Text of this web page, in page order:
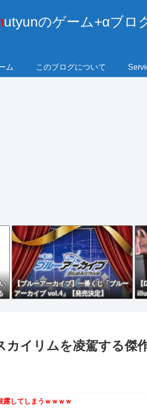
mutyunのゲーム+αブロ
ム このブログについて
【ブルーアーカイブ】一番くじ「ブルー
アーカイブ vol.4」【発売決定】
イリムを凌駕する傑作
露してしまうｗｗｗｗ